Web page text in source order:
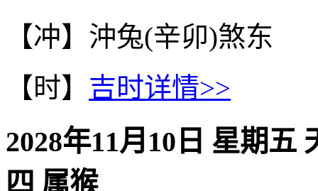
【冲】沖兔(辛卯)煞东
【时】 吉时详情>>
2028年11月10日 星期五
四 属猴